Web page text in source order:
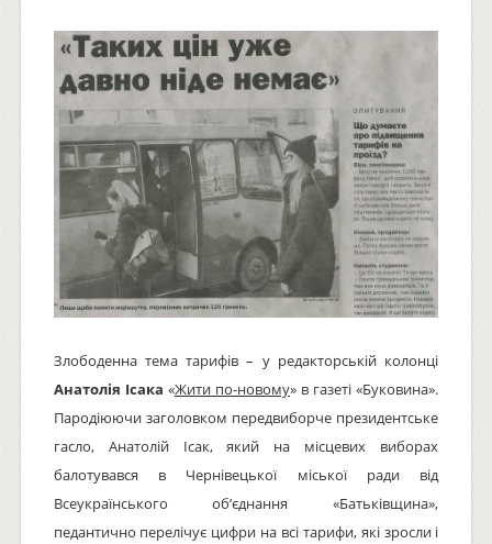
Злободенна тема тарифів – у редакторській колонці
Анатолія Ісака «Жити по-новому» в газеті «Буковина».
Пародіюючи заголовком передвиборче президентське
гасло, Анатолій Ісак, який на місцевих виборах
балотувався в Чернівецької міської ради від
Всеукраїнського об’єднання «Батьківщина»,
педантично перелічує цифри на всі тарифи, які зросли і